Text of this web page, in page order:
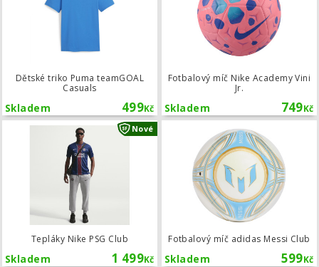
Dětské triko Puma teamGOAL
Casuals
499Kč
Skladem
Fotbalový míč Nike Academy Vini
Jr.
749Kč
Skladem
Tepláky Nike PSG Club
1 499Kč
Skladem
Nové
Fotbalový míč adidas Messi Club
599Kč
Skladem